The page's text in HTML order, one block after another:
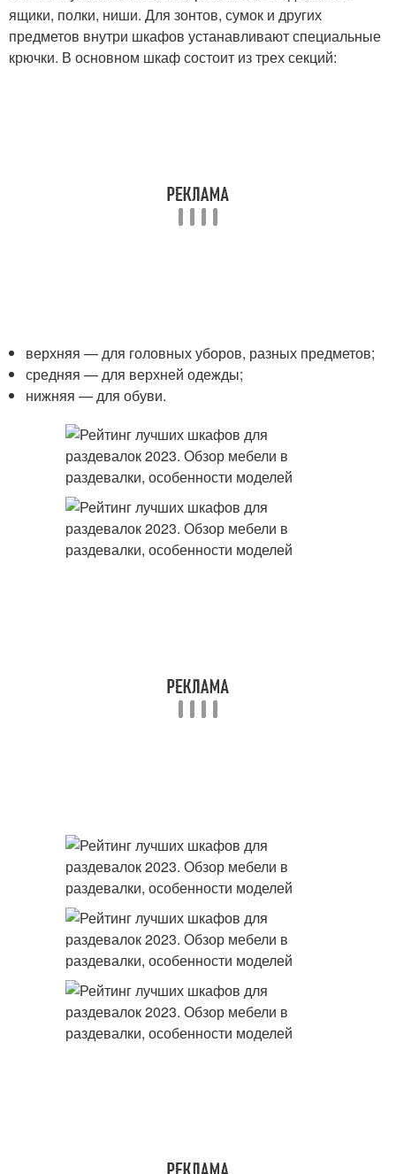
ящики, полки, ниши. Для зонтов, сумок и других
предметов внутри шкафов устанавливают специальные
крючки. В основном шкаф состоит из трех секций:
верхняя — для головных уборов, разных предметов;
средняя — для верхней одежды;
нижняя — для обуви.